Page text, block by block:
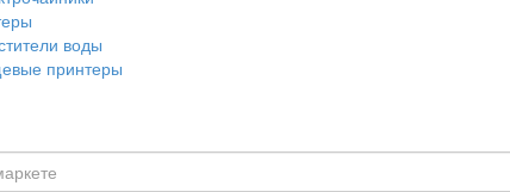
воды
принтеры